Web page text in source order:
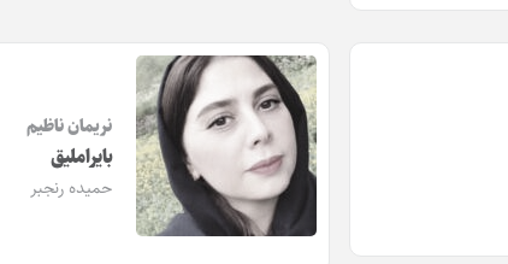
نریمان ناظیم
بایرا‎ملیق
حمیده رنجبر